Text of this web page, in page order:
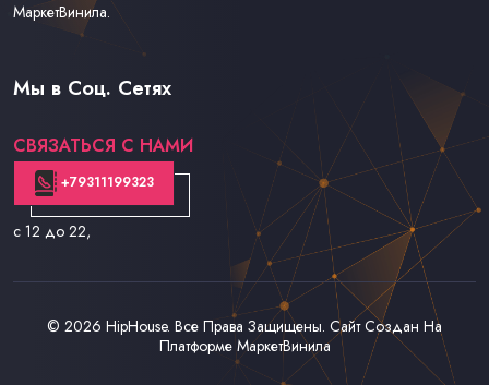
МаркетВинила.
Каталог Музыки на Виниле В Наличии
Доставка и Оплата
Мы в Соц. Сетях
СВЯЗАТЬСЯ С НАМИ
+79311199323
с 12 до 22,
© 2026 HipHouse. Все Права Защищены. Сайт Создан На
Платформе МаркетВинила